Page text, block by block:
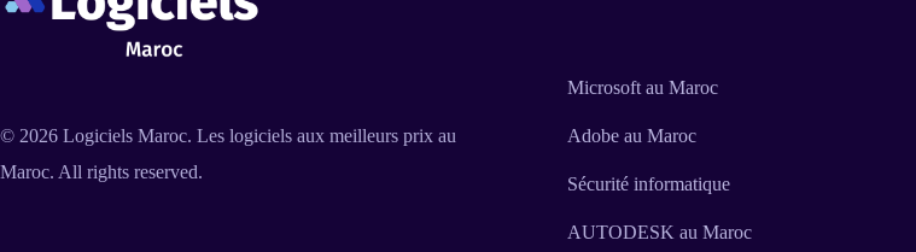
© 2026 Logiciels Maroc. Les logiciels aux meilleurs prix au
Maroc. All rights reserved.
Microsoft au Maroc
Adobe au Maroc
Sécurité informatique
AUTODESK au Maroc